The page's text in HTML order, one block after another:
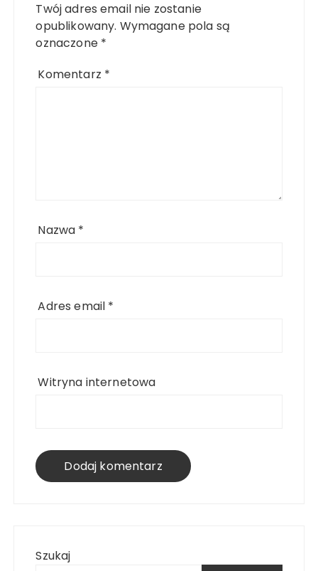
Twój adres email nie zostanie
opublikowany. Wymagane pola są
oznaczone *
Komentarz *
Nazwa *
Adres email *
Witryna internetowa
Szukaj